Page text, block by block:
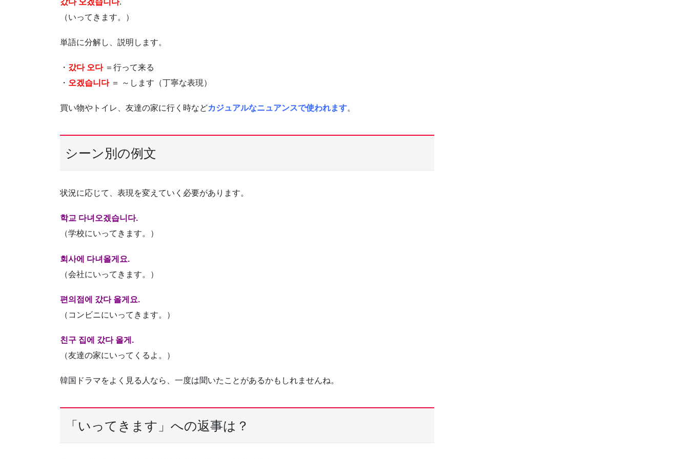
（いってきます。）
単語に分解し、説明します。
・ 갔다 오다＝行って来る
・ 오겠습니다＝ ～します（丁寧な表現）
買い物やトイレ、友達の家に行く時などカジュアルなニュアンスで使われます。
シーン別の例文
状況に応じて、表現を変えていく必要があります。
학교 다녀오겠습니다.
（学校にいってきます。）
회사에 다녀올게요.
（会社にいってきます。）
편의점에 갔다 올게요.
（コンビニにいってきます。）
친구 집에 갔다 올게.
（友達の家にいってくるよ。）
韓国ドラマをよく見る人なら、一度は聞いたことがあるかもしれませんね。
「いってきます」への返事は？